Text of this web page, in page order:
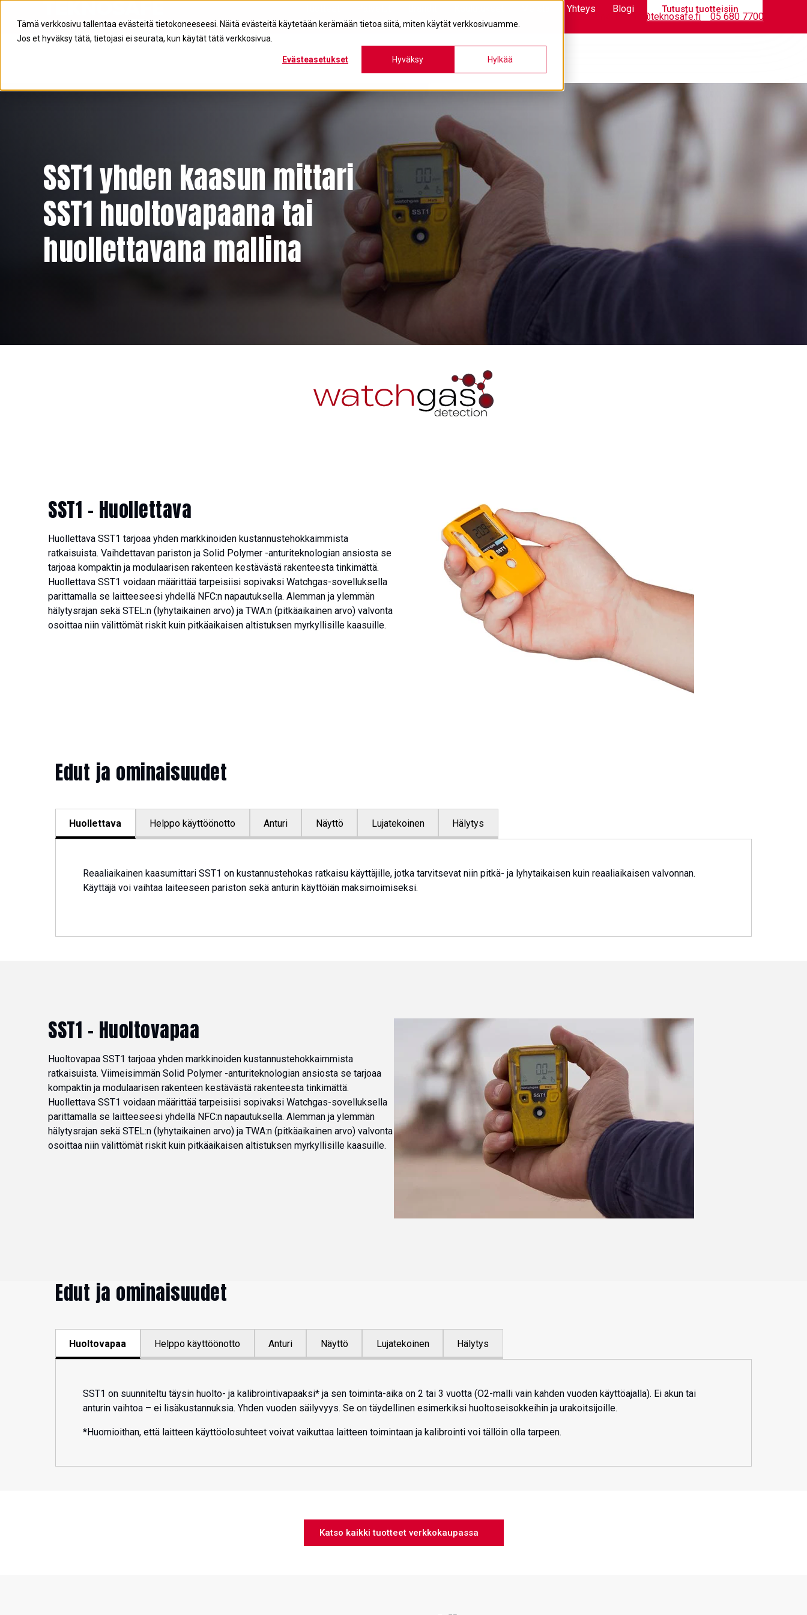
Tämä verkkosivu tallentaa evästeitä tietokoneeseesi. Näitä evästeitä käytetään kerämään tietoa siitä, miten käytät verkkosivuamme.
Jos et hyväksy tätä, tietojasi ei seurata, kun käytät tätä verkkosivua.
Evästeasetukset Hyväksy Hylkää
Tietopankki info@teknosafe.fi 05 680 7700
Yhteys Blogi Tutustu tuotteisiin
SST1 yhden kaasun mittari
SST1 huoltovapaana tai
huollettavana mallina
SST1 – Huollettava
Huollettava SST1 tarjoaa yhden markkinoiden kustannustehokkaimmista
ratkaisuista. Vaihdettavan pariston ja Solid Polymer -anturiteknologian ansiosta se
tarjoaa kompaktin ja modulaarisen rakenteen kestävästä rakenteesta tinkimättä.
Huollettava SST1 voidaan määrittää tarpeisiisi sopivaksi Watchgas-sovelluksella
parittamalla se laitteeseesi yhdellä NFC:n napautuksella. Alemman ja ylemmän
hälytysrajan sekä STEL:n (lyhytaikainen arvo) ja TWA:n (pitkäaikainen arvo) valvonta
osoittaa niin välittömät riskit kuin pitkäaikaisen altistuksen myrkyllisille kaasuille.
Edut ja ominaisuudet
Huollettava Helppo käyttöönotto Anturi Näyttö Lujatekoinen Hälytys
Reaaliaikainen kaasumittari SST1 on kustannustehokas ratkaisu käyttäjille, jotka tarvitsevat niin pitkä- ja lyhytaikaisen kuin reaaliaikaisen valvonnan.
Käyttäjä voi vaihtaa laiteeseen pariston sekä anturin käyttöiän maksimoimiseksi.
SST1 – Huoltovapaa
Huoltovapaa SST1 tarjoaa yhden markkinoiden kustannustehokkaimmista
ratkaisuista. Viimeisimmän Solid Polymer -anturiteknologian ansiosta se tarjoaa
kompaktin ja modulaarisen rakenteen kestävästä rakenteesta tinkimättä.
Huollettava SST1 voidaan määrittää tarpeisiisi sopivaksi Watchgas-sovelluksella
parittamalla se laitteeseesi yhdellä NFC:n napautuksella. Alemman ja ylemmän
hälytysrajan sekä STEL:n (lyhytaikainen arvo) ja TWA:n (pitkäaikainen arvo) valvonta
osoittaa niin välittömät riskit kuin pitkäaikaisen altistuksen myrkyllisille kaasuille.
Edut ja ominaisuudet
Huoltovapaa Helppo käyttöönotto Anturi Näyttö Lujatekoinen Hälytys
SST1 on suunniteltu täysin huolto- ja kalibrointivapaaksi* ja sen toiminta-aika on 2 tai 3 vuotta (O2-malli vain kahden vuoden käyttöajalla). Ei akun tai
anturin vaihtoa – ei lisäkustannuksia. Yhden vuoden säilyvyys. Se on täydellinen esimerkiksi huoltoseisokkeihin ja urakoitsijoille.
*Huomioithan, että laitteen käyttöolosuhteet voivat vaikuttaa laitteen toimintaan ja kalibrointi voi tällöin olla tarpeen.
Katso kaikki tuotteet verkkokaupassa